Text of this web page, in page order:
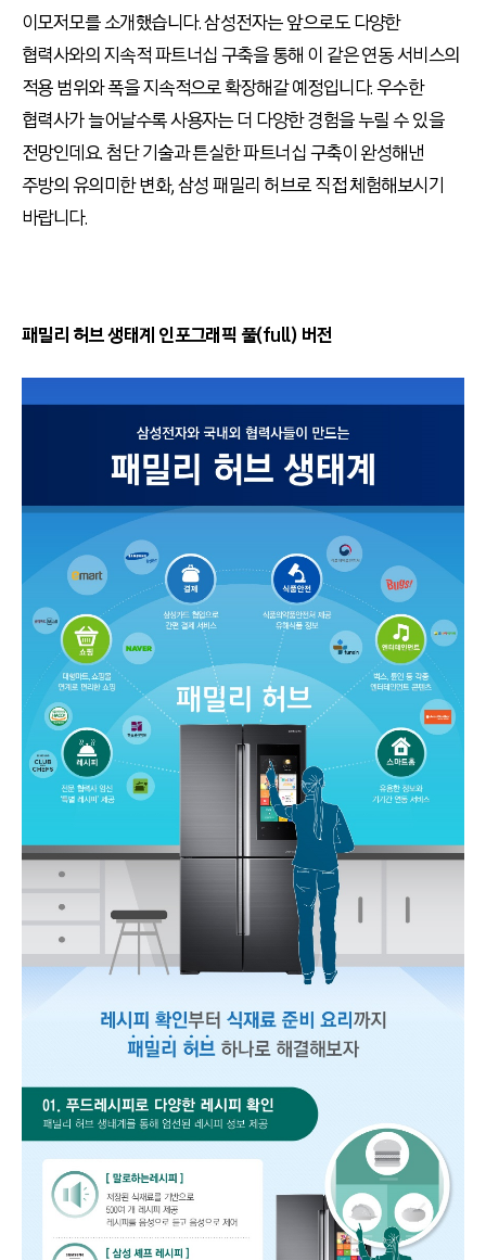
이모저모를 소개했습니다. 삼성전자는 앞으로도 다양한
협력사와의 지속적 파트너십 구축을 통해 이 같은 연동 서비스의
적용 범위와 폭을 지속적으로 확장해갈 예정입니다. 우수한
협력사가 늘어날수록 사용자는 더 다양한 경험을 누릴 수 있을
전망인데요. 첨단 기술과 튼실한 파트너십 구축이 완성해낸
주방의 유의미한 변화, 삼성 패밀리 허브로 직접 체험해보시기
바랍니다.
패밀리 허브 생태계 인포그래픽 풀(full) 버전